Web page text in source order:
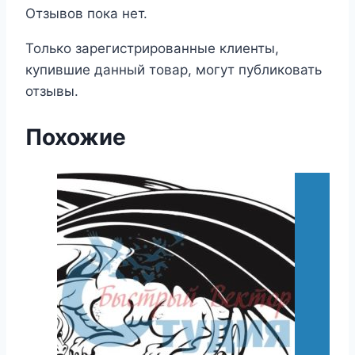
Отзывов пока нет.
Только зарегистрированные клиенты,
купившие данный товар, могут публиковать
отзывы.
Похожие